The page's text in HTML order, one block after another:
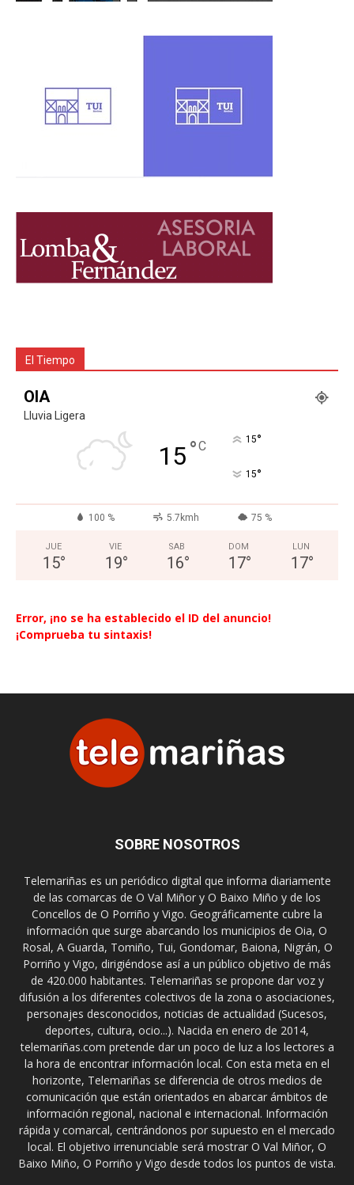
El Tiempo
OIA
Lluvia Ligera
15°C 15°
15°
100 % 5.7kmh 75 %
JUE
15°
VIE
19°
SAB
16°
DOM
17°
LUN
17°
Error, ¡no se ha establecido el ID del anuncio!
¡Comprueba tu sintaxis!
SOBRE NOSOTROS
Telemariñas es un periódico digital que informa diariamente
de las comarcas de O Val Miñor y O Baixo Miño y de los
Concellos de O Porriño y Vigo. Geográficamente cubre la
información que surge abarcando los municipios de Oia, O
Rosal, A Guarda, Tomiño, Tui, Gondomar, Baiona, Nigrán, O
Porriño y Vigo, dirigiéndose así a un público objetivo de más
de 420.000 habitantes. Telemariñas se propone dar voz y
difusión a los diferentes colectivos de la zona o asociaciones,
personajes desconocidos, noticias de actualidad (Sucesos,
deportes, cultura, ocio...). Nacida en enero de 2014,
telemariñas.com pretende dar un poco de luz a los lectores a
la hora de encontrar información local. Con esta meta en el
horizonte, Telemariñas se diferencia de otros medios de
comunicación que están orientados en abarcar ámbitos de
información regional, nacional e internacional. Información
rápida y comarcal, centrándonos por supuesto en el mercado
local. El objetivo irrenunciable será mostrar O Val Miñor, O
Baixo Miño, O Porriño y Vigo desde todos los puntos de vista.